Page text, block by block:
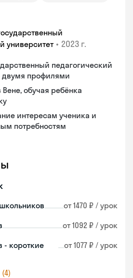
университет • 2023 г.
педагогический
двумя профилями
обучая ребёнка
интересам ученика и
потребностям
от 1470 ₽ / урок
от 1092 ₽ / урок
- короткие
от 1077 ₽ / урок